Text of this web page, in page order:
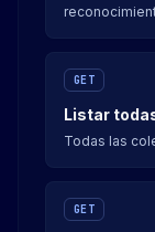
GET
Listar
Todas las
GET